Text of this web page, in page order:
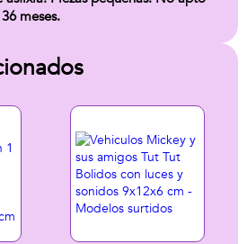
meses.